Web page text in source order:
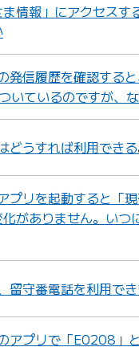
情報」にアクセスす
発信履歴を確認する
いているのですが、
どうすれば利用でき
プリを起動すると「
がありません。いつ
留守番電話を利用で
アプリで「E0208」